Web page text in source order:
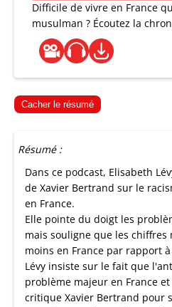
Difficile de vivre en France
musulman ? Écoutez la
Cacher le résumé
Résumé :
Dans ce podcast, Elisabeth
de Xavier Bertrand sur le
en France.
Elle pointe du doigt les
mais souligne que les
moins en France par rapport
Lévy insiste sur le fait que
problème majeur en France
critique Xavier Bertrand pour